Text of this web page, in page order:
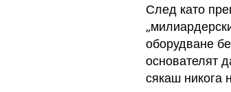
След като
оборудване
основателят
сякаш никога